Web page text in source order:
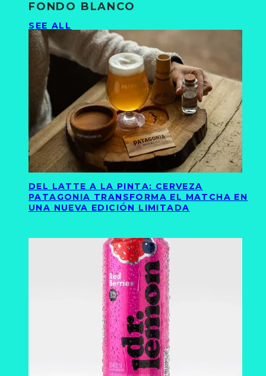
FONDO BLANCO
SEE ALL
DEL LATTE A LA PINTA: CERVEZA
PATAGONIA TRANSFORMA EL MATCHA EN
UNA NUEVA EDICIÓN LIMITADA